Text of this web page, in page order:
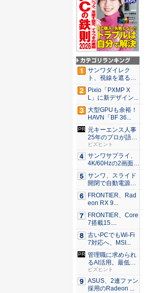
サンワダイレク
ト、視線を遮るフ
ェルト製デ...
Pixio「PXMP X
L」に新デザイン...
大型GPUも余裕！
HAVN「BF 36...
元キーエンス人事
25年のプロが語る
人事評...
ビズヒント
サンワサプライ、
4K/60Hzの2画面
出...
サンワ、スライド
開閉で自動電源O
N/OF...
FRONTIER、Rad
eon RX 9...
FRONTIER、Core
7搭載15....
古いPCでもWi-Fi
7対応へ、MSI...
管理職に求められ
るAI活用。最低限
やるべ...
ビズヒント
ASUS、2連ファン
採用のRadeon ...